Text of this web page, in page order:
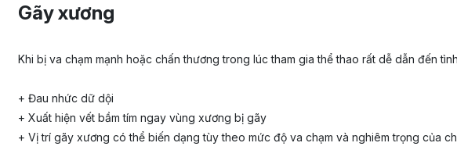
Gãy xương
Khi bị va chạm mạnh hoặc chấn thương trong lúc tham gia thể thao rất dễ dẫn đến
+ Đau nhức dữ dội
+ Xuất hiện vết bầm tím ngay vùng xương bị gãy
+ Vị trí gãy xương có thể biến dạng tùy theo mức độ va chạm và nghiêm trọng của